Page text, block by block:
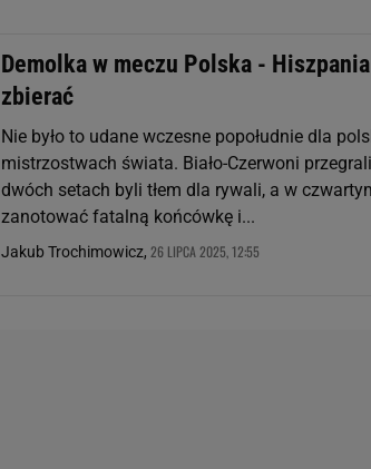
Demolka w meczu Polska -
zbierać
Nie było to udane wczesne popołudnie dla
mistrzostwach świata. Biało-Czerwoni
dwóch setach byli tłem dla rywali, a w
zanotować fatalną końcówkę i...
Jakub Trochimowicz, 26 LIPCA 2025, 12:55